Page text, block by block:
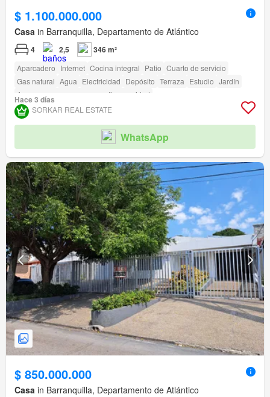
$ 1.100.000.000
Casa in Barranquilla, Departamento de Atlántico
4 2,5 346 m²
Aparcadero Internet Cocina integral Patio Cuarto de servicio
Gas natural Agua Electricidad Depósito Terraza Estudio Jardín
Acceso para personas con discapacidad
Hace 3 días
SORKAR REAL ESTATE
WhatsApp
$ 850.000.000
Casa in Barranquilla, Departamento de Atlántico